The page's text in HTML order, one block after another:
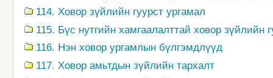
114. Ховор зүйлийн гуурст ургамал
115. Бүс нутгийн хамгаалалттай ховор зүйлийн
116. Нэн ховор ургамлын бүлгэмдлүүд
117. Ховор амьтдын зүйлийн тархалт